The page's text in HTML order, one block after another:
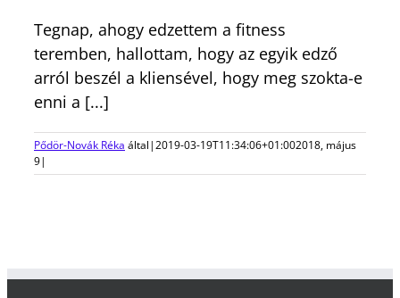
Tegnap, ahogy edzettem a fitness
teremben, hallottam, hogy az egyik edző
arról beszél a kliensével, hogy meg szokta-e
enni a [...]
Pődör-Novák Réka által|2019-03-19T11:34:06+01:002018, május
9|